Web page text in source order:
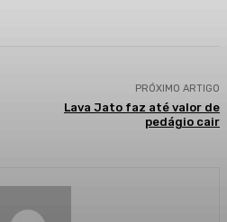
PRÓXIMO ARTIGO
Lava Jato faz até valor de
pedágio cair